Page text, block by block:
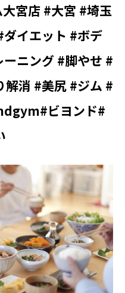
宮店 #大宮 #埼玉
イエット #ボデ
ニング #脚やせ #
解消 #美尻 #ジム #
ビヨンド#